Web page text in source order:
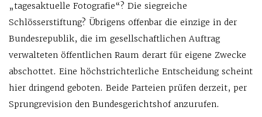
„tagesaktuelle Fotografie“? Die siegreiche
Schlösserstiftung? Übrigens offenbar die einzige in der
Bundesrepublik, die im gesellschaftlichen Auftrag
verwalteten öffentlichen Raum derart für eigene Zwecke
abschottet. Eine höchstrichterliche Entscheidung scheint
hier dringend geboten. Beide Parteien prüfen derzeit, per
Sprungrevision den Bundesgerichtshof anzurufen.